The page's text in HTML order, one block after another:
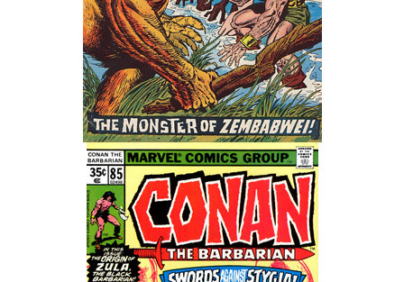
Wedding Wear CBBE SSE BodySlide (with Physics)
Работы Тестера 55
Наёмный оборотень
Небесный воин
Немного героев меча и магии
Расширенная версия Х3
REBalance
Работы Kuroneko